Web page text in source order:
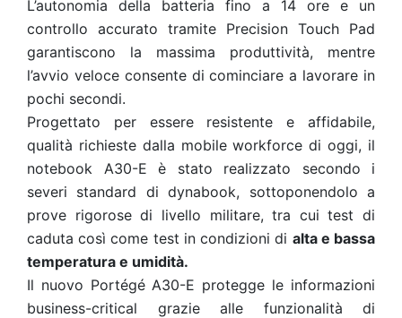
L’autonomia della batteria fino a 14 ore e un
controllo accurato tramite Precision Touch Pad
garantiscono la massima produttività, mentre
l’avvio veloce consente di cominciare a lavorare in
pochi secondi.
Progettato per essere resistente e affidabile,
qualità richieste dalla mobile workforce di oggi, il
notebook A30-E è stato realizzato secondo i
severi standard di dynabook, sottoponendolo a
prove rigorose di livello militare, tra cui test di
caduta così come test in condizioni di alta e bassa
temperatura e umidità.
Il nuovo Portégé A30-E protegge le informazioni
business-critical grazie alle funzionalità di